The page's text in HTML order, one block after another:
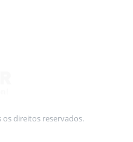
os direitos reservados.